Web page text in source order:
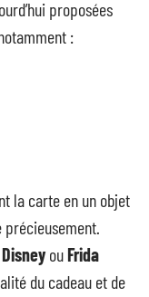
proposées
:
la carte en un objet
précieusement.
DisneyouFrida
du cadeau et de